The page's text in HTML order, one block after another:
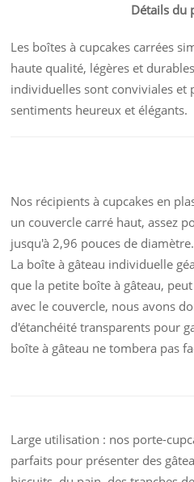
Détails du
Les boîtes à cupcakes carrées
haute qualité, légères et
individuelles sont conviviales et
sentiments heureux et élégants.
Nos récipients à cupcakes en
un couvercle carré haut, assez
jusqu'à 2,96 pouces de diamètre.
La boîte à gâteau individuelle
que la petite boîte à gâteau,
avec le couvercle, nous avons
d'étanchéité transparents pour
boîte à gâteau ne tombera pas
Large utilisation : nos porte-
parfaits pour présenter des